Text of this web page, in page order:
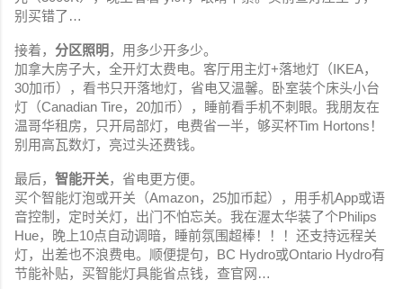
别买错了…
接着， 分区照明 ，用多少开多少。
加拿大房子大，全开灯太费电。客厅用主灯+落地灯（IKEA，
30加币），看书只开落地灯，省电又温馨。卧室装个床头小台
灯（Canadian Tire，20加币），睡前看手机不刺眼。我朋友在
温哥华租房，只开局部灯，电费省一半，够买杯Tim Hortons！
别用高瓦数灯，亮过头还费钱。
最后， 智能开关，省电更方便。
买个智能灯泡或开关（Amazon，25加币起），用手机App或语
音控制，定时关灯，出门不怕忘关。我在渥太华装了个Philips
Hue，晚上10点自动调暗，睡前氛围超棒！！！还支持远程关
灯，出差也不浪费电。顺便提句，BC Hydro或Ontario Hydro有
节能补贴，买智能灯具能省点钱，查官网…